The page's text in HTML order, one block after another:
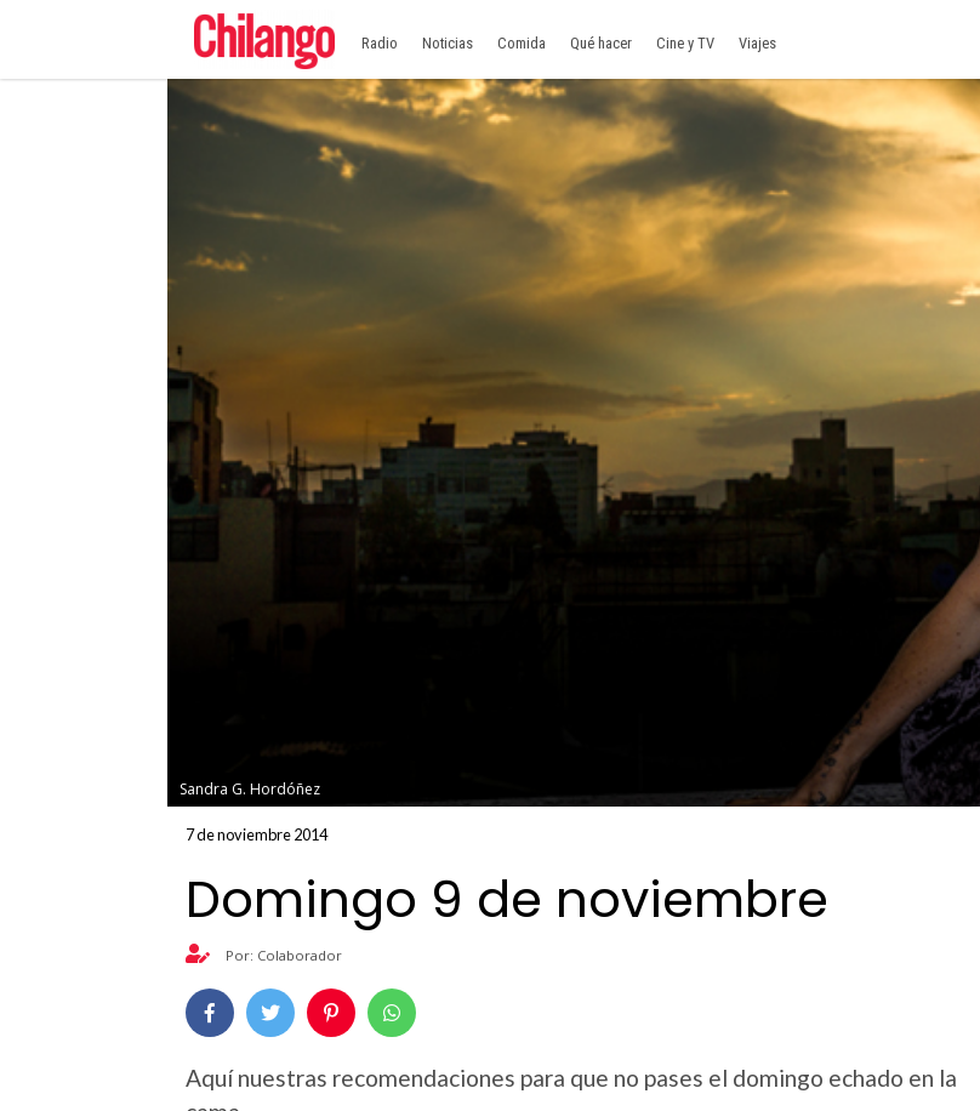
Radio Noticias Comida Qué hacer Cine y TV Viajes
Sandra G. Hordóñez
7 de noviembre 2014
Domingo 9 de noviembre
Por: Colaborador
Aquí nuestras recomendaciones para que no pases el domingo echado en la